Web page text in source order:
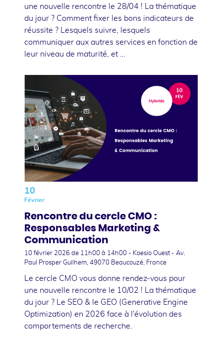
une nouvelle rencontre le 28/04 ! La thématique
du jour ? Comment fixer les bons indicateurs de
réussite ? Lesquels suivre, lesquels
communiquer aux autres services en fonction de
leur niveau de maturité, et …
10
Février
Rencontre du cercle CMO :
Responsables Marketing &
Communication
10 février 2026 de 11h00 à 14h00 - Koesio Ouest - Av.
Paul Prosper Guilhem, 49070 Beaucouzé, France
Le cercle CMO vous donne rendez-vous pour
une nouvelle rencontre le 10/02 ! La thématique
du jour ? Le SEO & le GEO (Generative Engine
Optimization) en 2026 face à l'évolution des
comportements de recherche.